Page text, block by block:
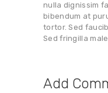
nulla dignissim
bibendum at
tortor. Sed
Sed fringilla
Add